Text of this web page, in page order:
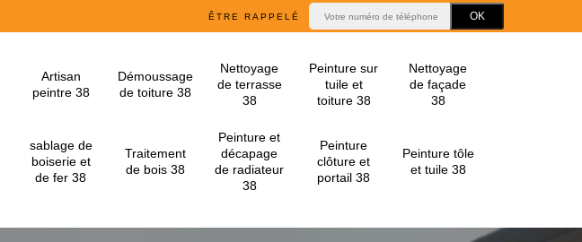
ÊTRE RAPPELÉ
Artisan
peintre 38
Démoussage
de toiture 38
Nettoyage
de terrasse
38
Peinture sur
tuile et
toiture 38
Nettoyage
de façade
38
sablage de
boiserie et
de fer 38
Traitement
de bois 38
Peinture et
décapage
de radiateur
38
Peinture
clôture et
portail 38
Peinture tôle
et tuile 38